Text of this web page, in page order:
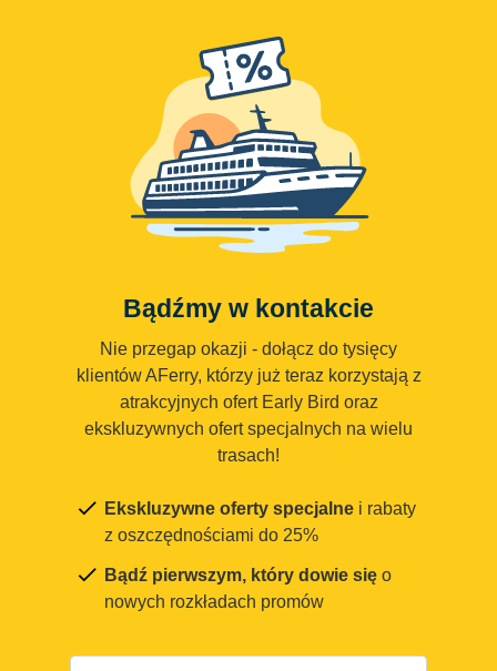
Bądźmy w kontakcie
Nie przegap okazji - dołącz do tysięcy
klientów AFerry, którzy już teraz korzystają z
atrakcyjnych ofert Early Bird oraz
ekskluzywnych ofert specjalnych na wielu
trasach!
Ekskluzywne oferty specjalne i rabaty
z oszczędnościami do 25%
Bądź pierwszym, który dowie się o
nowych rozkładach promów